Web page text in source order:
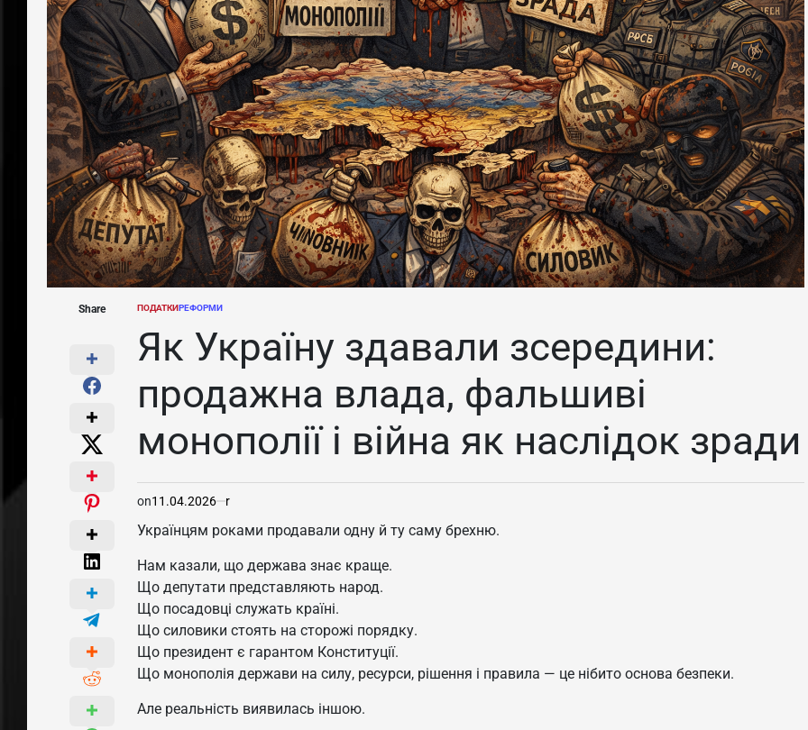
Share
POSTED
ПОДАТКИРЕФОРМИ
Як Україну здавали зсередини:
продажна влада, фальшиві
монополії і війна як наслідок зради
on11.04.2026 r
Українцям роками продавали одну й ту саму брехню.
Нам казали, що держава знає краще.
Що депутати представляють народ.
Що посадовці служать країні.
Що силовики стоять на сторожі порядку.
Що президент є гарантом Конституції.
Що монополія держави на силу, ресурси, рішення і правила — це нібито основа безпеки.
Але реальність виявилась іншою.